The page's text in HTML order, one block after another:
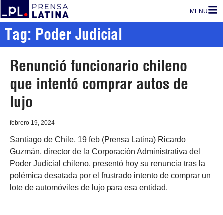
MENU
Tag: Poder Judicial
Renunció funcionario chileno
que intentó comprar autos de
lujo
febrero 19, 2024
Santiago de Chile, 19 feb (Prensa Latina) Ricardo
Guzmán, director de la Corporación Administrativa del
Poder Judicial chileno, presentó hoy su renuncia tras la
polémica desatada por el frustrado intento de comprar un
lote de automóviles de lujo para esa entidad.